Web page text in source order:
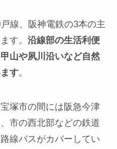
線、阪神電鉄の3本の主
す。 沿線部の生活利便
山や夙川沿いなど自然
す。
塚市の間には阪急今津
市の西北部などの鉄道
線バスがカバーしてい